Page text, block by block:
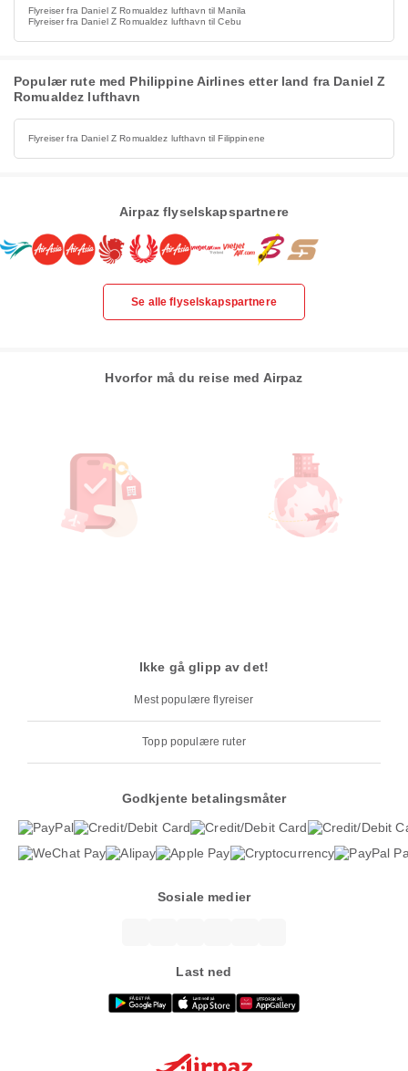
Flyreiser fra Daniel Z Romualdez lufthavn til Manila
Flyreiser fra Daniel Z Romualdez lufthavn til Cebu
Populær rute med Philippine Airlines etter land fra Daniel Z
Romualdez lufthavn
Flyreiser fra Daniel Z Romualdez lufthavn til Filippinene
Airpaz flyselskapspartnere
Se alle flyselskapspartnere
Hvorfor må du reise med Airpaz
Ikke gå glipp av det!
Mest populære flyreiser
Topp populære ruter
Godkjente betalingsmåter
Sosiale medier
Last ned